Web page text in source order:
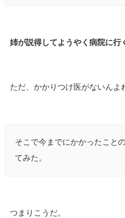
姉が説得してようやく病院に行
ただ、かかりつけ医がないんよ
そこで今までにかかったこと
てみた。
つまりこうだ。